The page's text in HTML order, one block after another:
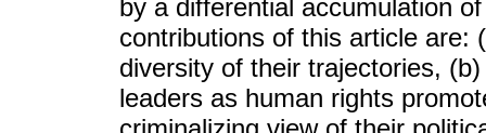
by a differential accumulation
contributions of this article are:
diversity of their trajectories,
leaders as human rights